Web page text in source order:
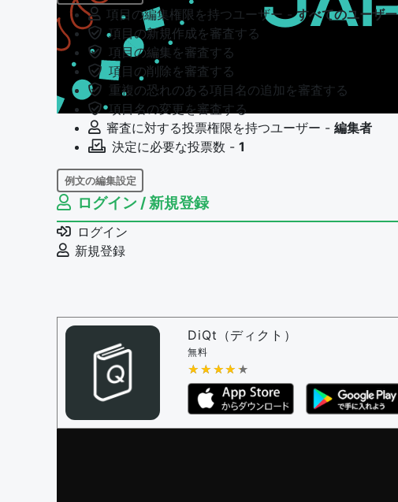
項目の編集権限を持つユーザー -すべてのユーザー
項目の新規作成を審査する
項目の編集を審査する
項目の削除を審査する
重複の恐れのある項目名の追加を審査する
項目名の変更を審査する
審査に対する投票権限を持つユーザー - 編集者
決定に必要な投票数 - 1
例文の編集設定
例文の編集権限を持つユーザー -
例文の編集を審査する
例文の削除を審査する
審査に対する投票権限を持つユーザー -
問題の編集権限を持つユーザー -
審査に対する投票権限を持つユーザー -
決定に必要な投票数 -1
編集ガイドライン
ログイン / 新規登録
ログイン
新規登録
DiQt（ディクト）
無料
★★★★★
★★★★★